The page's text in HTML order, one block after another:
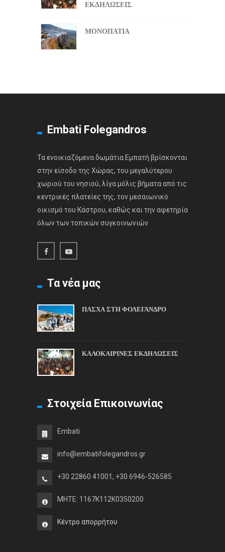
ΕΚΔΗΛΩΣΕΙΣ
ΜΟΝΟΠΑΤΙΑ
Embati Folegandros
Τα ενοικιαζόμενα δωμάτια Εμπατή βρίσκονται
στην είσοδο της Χώρας, του μεγαλύτερου
χωριού του νησιού, λίγα μόλις βήματα από τις
κεντρικές πλατείες της, τον μεσαιωνικό
οικισμό του Κάστρου, καθώς και την αφετηρία
όλων των τοπικών συγκοινωνιών
Τα νέα μας
ΠΑΣΧΑ ΣΤΗ ΦΟΛΕΓΑΝΔΡΟ
ΚΑΛΟΚΑΙΡΙΝΕΣ ΕΚΔΗΛΩΣΕΙΣ
Στοιχεία Επικοινωνίας
Embati
info@embatifolegandros.gr
+30 22860 41001, +30 6946-526585
MHTE: 1167K112K0350200
Κέντρο απορρήτου